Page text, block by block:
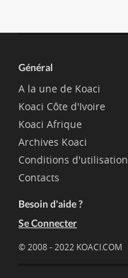
Général
A la une de Koaci
Koaci Côte d'Ivoire
Koaci Afrique
Archives Koaci
Conditions d'utilisation
Contacts
Besoin d'aide ?
Se Connecter
© 2008 - 2022 KOACI.COM